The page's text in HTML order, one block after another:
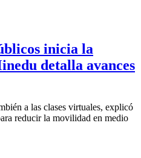
inicia la
detalla avances
a las clases virtuales, explicó
reducir la movilidad en medio